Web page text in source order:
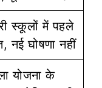
स्कूलों में पहले
नई घोषणा नहीं
योजना के